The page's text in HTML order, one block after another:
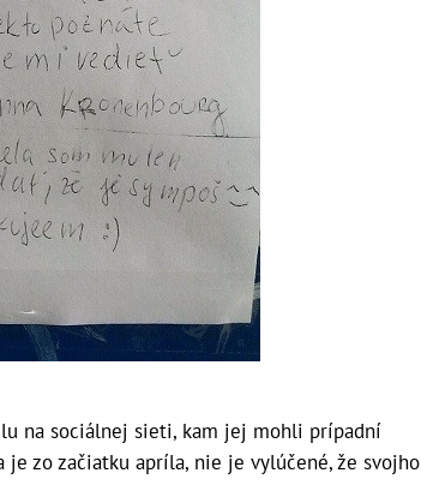
na sociálnej sieti, kam jej mohli prípadní
zo začiatku apríla, nie je vylúčené, že svojho